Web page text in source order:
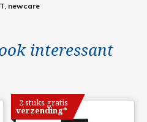
newcare
interessant
2 stuks gratis
verzending*